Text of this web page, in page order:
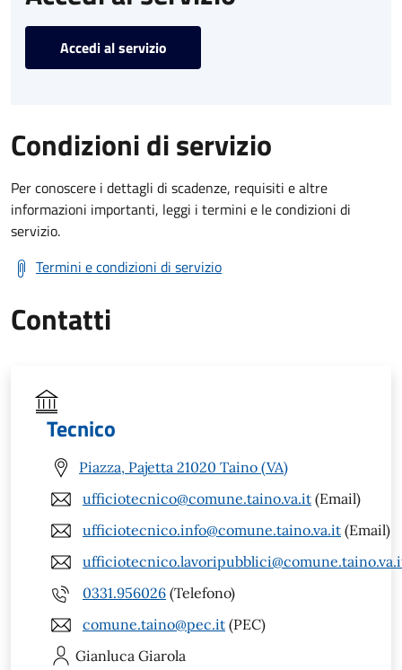
Accedi al servizio
Condizioni di servizio
Per conoscere i dettagli di scadenze, requisiti e altre
informazioni importanti, leggi i termini e le condizioni di
servizio.
Termini e condizioni di servizio
Contatti
Tecnico
Piazza, Pajetta 21020 Taino (VA)
ufficiotecnico@comune.taino.va.it (Email)
ufficiotecnico.info@comune.taino.va.it (Email)
0331.956026 (Telefono)
comune.taino@pec.it (PEC)
Gianluca Giarola